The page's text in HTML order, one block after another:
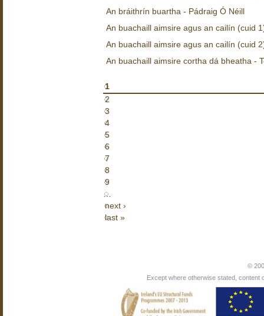
An bráithrín buartha - Pádraig Ó Néill
An buachaill aimsire agus an cailín (cuid
An buachaill aimsire agus an cailín (cuid
An buachaill aimsire cortha dá bheatha -
1
2
3
4
5
6
7
8
9
…
next ›
last »
©
Except where otherwise stated, content